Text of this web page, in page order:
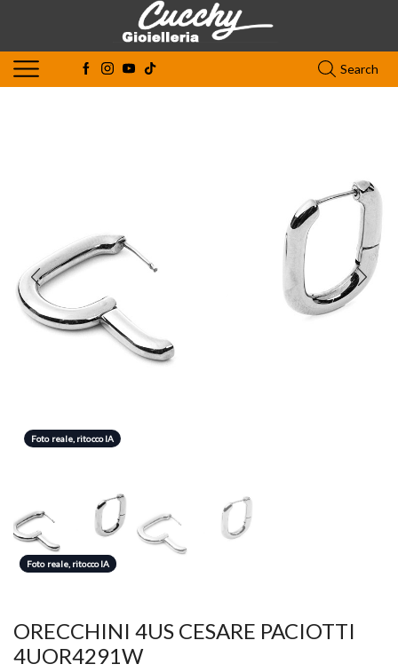
Search
Foto reale, ritocco IA
Foto reale, ritocco IA
Foto reale, ritocco IA
ORECCHINI 4US CESARE PACIOTTI
4UOR4291W